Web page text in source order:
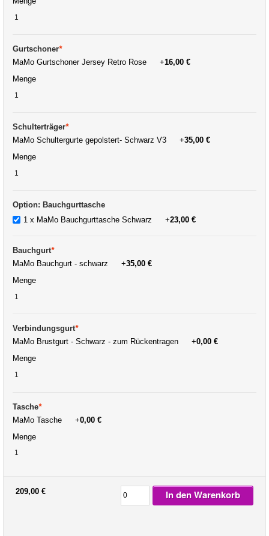
Gurtschoner*
MaMo Gurtschoner Jersey Retro Rose
+16,00 €
Menge
Schulterträger*
MaMo Schultergurte gepolstert- Schwarz V3
+35,00 €
Menge
Option: Bauchgurttasche
1 x MaMo Bauchgurttasche Schwarz
+23,00 €
Bauchgurt*
MaMo Bauchgurt - schwarz
+35,00 €
Menge
Verbindungsgurt*
MaMo Brustgurt - Schwarz - zum Rückentragen
+0,00 €
Menge
Tasche*
MaMo Tasche
+0,00 €
Menge
209,00 € In den Warenkorb